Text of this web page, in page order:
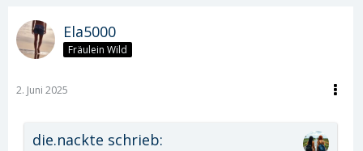
Ela5000
Fräulein Wild
2. Juni 2025
die.nackte schrieb: